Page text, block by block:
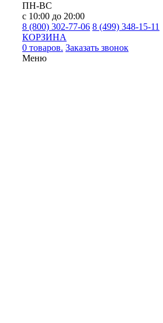
ПН-ВС
с 10:00 до 20:00
8 (800) 302-77-06 8 (499) 348-15-11
КОРЗИНА
0 товаров. Заказать звонок
Меню